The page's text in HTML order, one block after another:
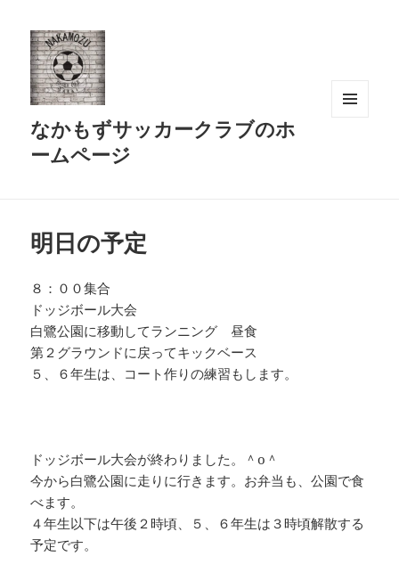
なかもずサッカークラブのホ
ームページ
明日の予定
８：００集合
ドッジボール大会
白鷺公園に移動してランニング 昼食
第２グラウンドに戻ってキックベース
５、６年生は、コート作りの練習もします。
ドッジボール大会が終わりました。＾o＾
今から白鷺公園に走りに行きます。お弁当も、公園で食
べます。
４年生以下は午後２時頃、５、６年生は３時頃解散する
予定です。